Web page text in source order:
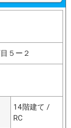
５ー２
14階建て /
RC